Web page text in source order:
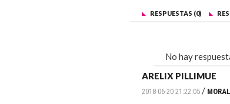
RESPUESTAS (0)
No hay
ARELIX PILLIMUE
2018-06-20 21:22:05 /